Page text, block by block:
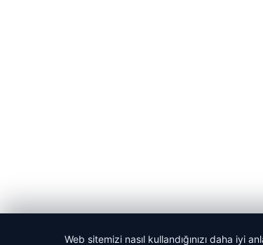
Web sitemizi nasıl kullandığınızı daha iyi